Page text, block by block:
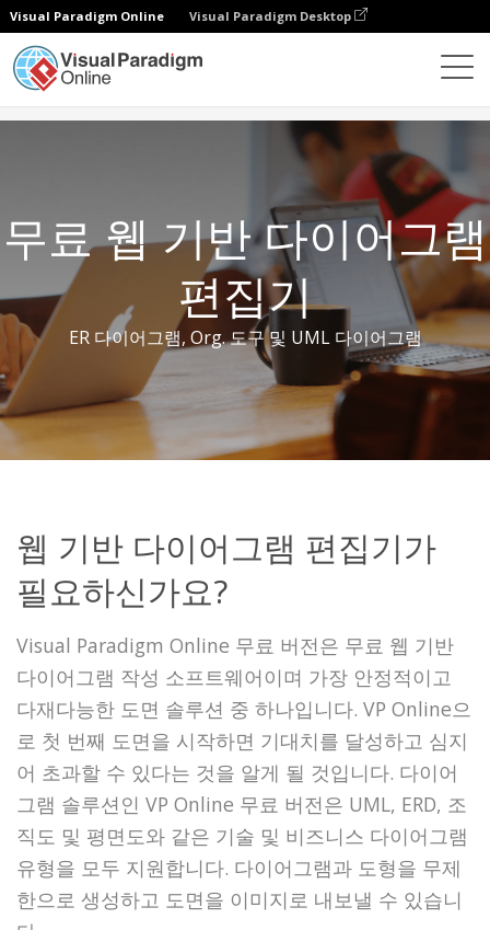
Visual Paradigm Online Visual Paradigm Desktop
무료 웹 기반 다이어그램
편집기
ER 다이어그램, Org. 도구 및 UML 다이어그램
웹 기반 다이어그램 편집기가
필요하신가요?
Visual Paradigm Online 무료 버전은 무료 웹 기반
다이어그램 작성 소프트웨어이며 가장 안정적이고
다재다능한 도면 솔루션 중 하나입니다. VP Online으
로 첫 번째 도면을 시작하면 기대치를 달성하고 심지
어 초과할 수 있다는 것을 알게 될 것입니다. 다이어
그램 솔루션인 VP Online 무료 버전은 UML, ERD, 조
직도 및 평면도와 같은 기술 및 비즈니스 다이어그램
유형을 모두 지원합니다. 다이어그램과 도형을 무제
한으로 생성하고 도면을 이미지로 내보낼 수 있습니